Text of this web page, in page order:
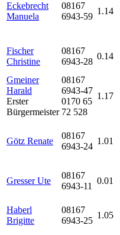
Eckebrecht
Manuela
08167
6943-59
1.14
Fischer
Christine
08167
6943-28
0.14
Gmeiner
Harald
Erster
Bürgermeister
08167
6943-47
0170 65
72 528
1.17
Götz Renate
08167
6943-24
1.01
Gresser Ute
08167
6943-11
0.01
Haberl
Brigitte
08167
6943-25
1.05